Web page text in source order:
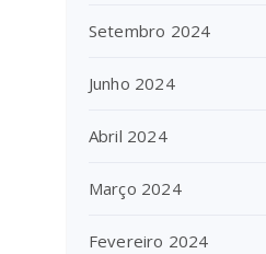
Setembro 2024
Junho 2024
Abril 2024
Março 2024
Fevereiro 2024